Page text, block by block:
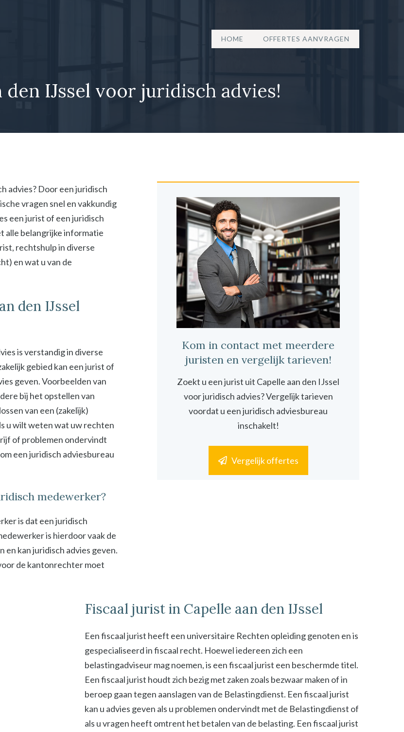
HOME OFFERTES AANVRAGEN
IJssel voor juridisch advies!
advies? Door een juridisch
vragen snel en vakkundig
een jurist of een juridisch
alle belangrijke informatie
rechtshulp in diverse
en wat u van de
den IJssel
is verstandig in diverse
gebied kan een jurist of
geven. Voorbeelden van
bij het opstellen van
van een (zakelijk)
u wilt weten wat uw rechten
of problemen ondervindt
een juridisch adviesbureau
medewerker?
is dat een juridisch
is hierdoor vaak de
en kan juridisch advies geven.
de kantonrechter moet
Kom in contact met meerdere
juristen en vergelijk tarieven!
Zoekt u een jurist uit Capelle aan den IJssel
voor juridisch advies? Vergelijk tarieven
voordat u een juridisch adviesbureau
inschakelt!
Vergelijk offertes
Fiscaal jurist in Capelle aan den IJssel
Een fiscaal jurist heeft een universitaire Rechten opleiding genoten en is
gespecialiseerd in fiscaal recht. Hoewel iedereen zich een
belastingadviseur mag noemen, is een fiscaal jurist een beschermde titel.
Een fiscaal jurist houdt zich bezig met zaken zoals bezwaar maken of in
beroep gaan tegen aanslagen van de Belastingdienst. Een fiscaal jurist
kan u advies geven als u problemen ondervindt met de Belastingdienst of
als u vragen heeft omtrent het betalen van de belasting. Een fiscaal jurist